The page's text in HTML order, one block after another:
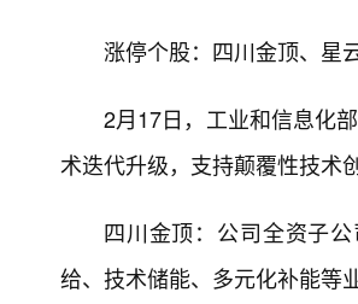
涨停个股：四川金顶、星
2月17日，工业和信息化
术迭代升级，支持颠覆性技术
四川金顶：公司全资子
给、技术储能、多元化补能等